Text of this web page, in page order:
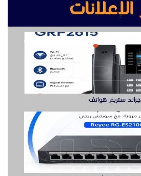
لشبكة أكثر مرونة هنا
المعادن بوابة سيكيورتى